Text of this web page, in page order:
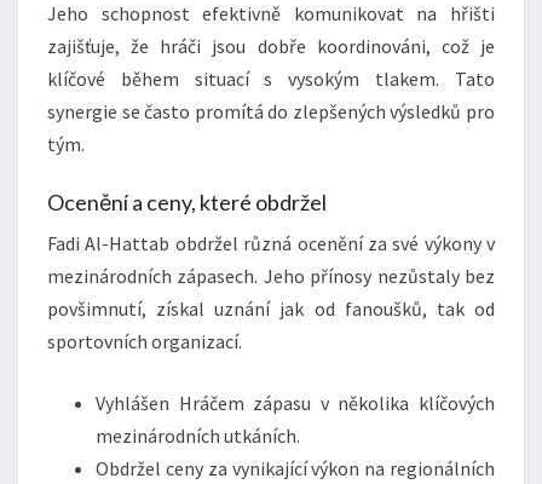
Jeho schopnost efektivně komunikovat na hřišti
zajišťuje, že hráči jsou dobře koordinováni, což je
klíčové během situací s vysokým tlakem. Tato
synergie se často promítá do zlepšených výsledků pro
tým.
Ocenění a ceny, které obdržel
Fadi Al-Hattab obdržel různá ocenění za své výkony v
mezinárodních zápasech. Jeho přínosy nezůstaly bez
povšimnutí, získal uznání jak od fanoušků, tak od
sportovních organizací.
Vyhlášen Hráčem zápasu v několika klíčových
mezinárodních utkáních.
Obdržel ceny za vynikající výkon na regionálních